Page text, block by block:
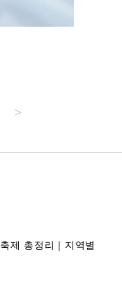
제 총정리｜지역별